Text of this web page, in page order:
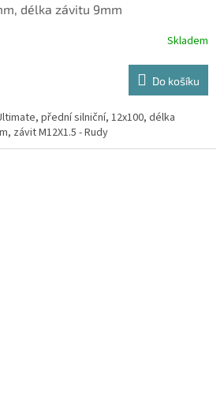
délka závitu 9mm
Skladem
Do košíku
přední silniční, 12x100, délka
závit M12X1.5 - Rudy